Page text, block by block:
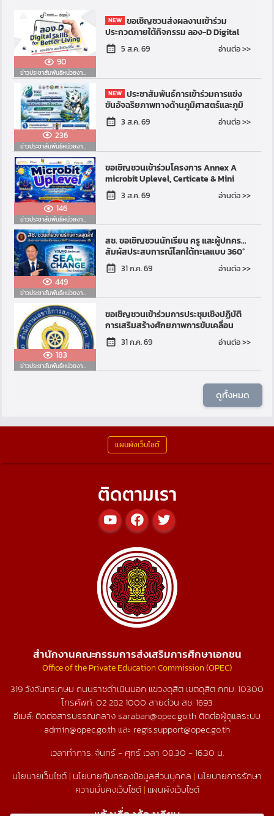
90
ข่าวประชาสัมพันธ์หน่วยงานอื่น
ขอเชิญชวนส่งผลงานเข้าร่วม
ประกวดภายใต้กิจกรรม ลอง-D Digital
Skills for Better Living
5 ส.ค. 69 อ่านต่อ >>
236
ข่าวประชาสัมพันธ์หน่วยงานอื่น
ประชาสัมพันธ์การเข้าร่วมการแข่ง
ขันอัจฉริยภาพทางด้านภูมิศาสตร์และภูมิ
สารสนเทศแห่งประเทศไทย ระดับ
มัธยมศึกษา ครั้งที่ 3 พ.ศ...
3 ส.ค. 69 อ่านต่อ >>
146
ข่าวประชาสัมพันธ์หน่วยงานอื่น
ขอเชิญชวนเข้าร่วมโครงการ Annex A
microbit Uplevel, Certicate & Mini
Social Innovation Challenge for
Primary Students
3 ส.ค. 69 อ่านต่อ >>
449
ข่าวประชาสัมพันธ์หน่วยงานอื่น
สช. ขอเชิญชวนนักเรียน ครู และผู้ปกครอง
สัมผัสประสบการณ์โลกใต้ทะเลแบบ 360°
กลางสยามพารากอน ฟรี! ในงาน “YOUNG
รักษ์ทะเล : ...
31 ก.ค. 69 อ่านต่อ >>
183
ข่าวประชาสัมพันธ์หน่วยงานอื่น
ขอเชิญชวนเข้าร่วมการประชุมเชิงปฏิบัติ
การเสริมสร้างศักยภาพการขับเคลื่อน
ธนาคารหน่วยกิตลงสู่การปฏิบัติ ประจำ
ปีงบประมาณ พ.ศ....
31 ก.ค. 69 อ่านต่อ >>
ดูทั้งหมด
แผนผังเว็บไซต์
ติดตามเรา
สำนักงานคณะกรรมการส่งเสริมการศึกษาเอกชน
Office of the Private Education Commission (OPEC)
319 วังจันทรเกษม ถนนราชดำเนินนอก แขวงดุสิต เขตดุสิต กทม. 10300
โทรศัพท์:02 282 1000 สายด่วน สช.1693
อีเมล์: ติดต่อสารบรรณกลาง saraban@opec.go.th ติดต่อผู้ดูแลระบบ
admin@opec.go.th และ regis.support@opec.go.th
เวลาทำการ: จันทร์ - ศุกร์ เวลา 08.30 - 16.30 น.
นโยบายเว็บไซต์| นโยบายคุ้มครองข้อมูลส่วนบุคคล | นโยบายการรักษา
ความมั่นคงเว็บไซต์| แผนผังเว็บไซต์